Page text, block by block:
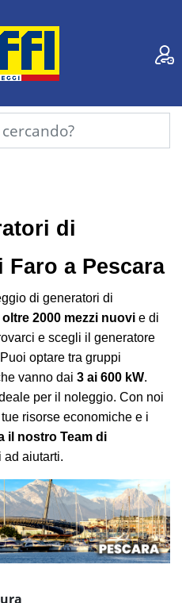
di
Faro a Pescara
di generatori di
oltre 2000 mezzi nuovi e di
e scegli il generatore
optare tra gruppi
vanno dai 3 ai 600 kW.
per il noleggio. Con noi
risorse economiche e i
il nostro Team di
ad aiutarti.